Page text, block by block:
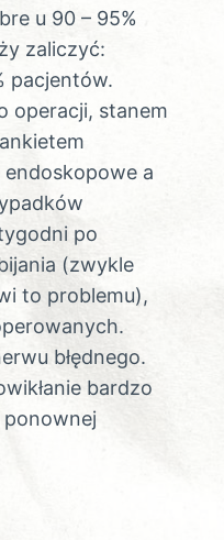
u 90 – 95%
zaliczyć:
pacjentów.
operacji, stanem
a
po
(zwykle
to problemu),
błędnego.
bardzo